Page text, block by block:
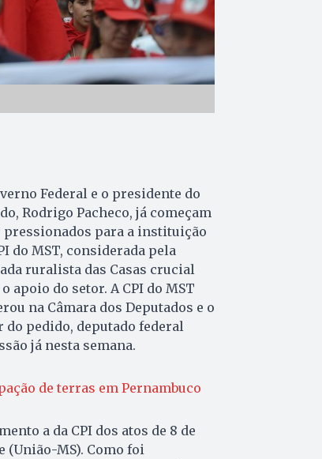
Federal e o presidente do
Rodrigo Pacheco, já começam
pressionados para a instituição
do MST, considerada pela
ruralista das Casas crucial
apoio do setor. A CPI do MST
na Câmara dos Deputados e o
do pedido, deputado federal
já nesta semana.
de terras em Pernambuco
a da CPI dos atos de 8 de
(União-MS). Como foi